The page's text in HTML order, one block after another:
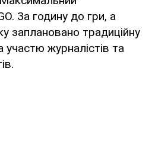
За годину до гри, а
заплановано традиційну
участю журналістів та